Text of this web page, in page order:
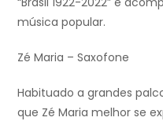
música popular.
Zé Maria – Saxofone
Habituado a grandes
que Zé Maria melhor se